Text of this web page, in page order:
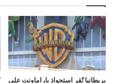
م
ا
ح
ي
و
ق
أ
ن
ي
ت
بريطانيا تُقر استحواذ باراماونت على